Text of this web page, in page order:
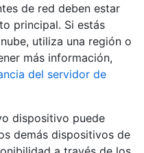
de red deben estar
principal. Si estás
utiliza una región o
más información,
del servidor de
dispositivo puede
demás dispositivos de